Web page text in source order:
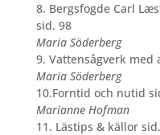
8. Bergsfogde Carl
sid. 98
Maria Söderberg
9. Vattensågverk med
Maria Söderberg
10.Forntid och nutid
Marianne Hofman
11. Lästips & källor